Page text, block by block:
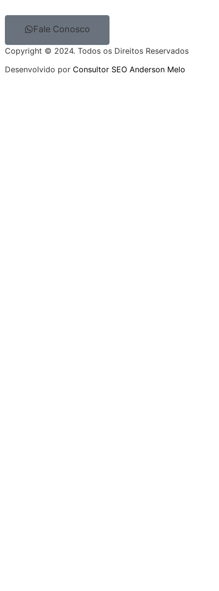
Fale Conosco
Desenvolvido por Consultor SEO Anderson Melo
Copyright © 2024. Todos os Direitos Reservados